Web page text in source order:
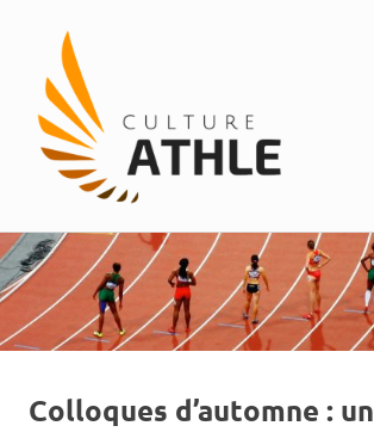
Skip
to
content
Culture
Athle
l'athlétisme
Colloques d’automne : un